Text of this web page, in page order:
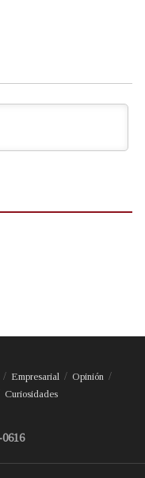
Empresarial
Opinión
Curiosidades